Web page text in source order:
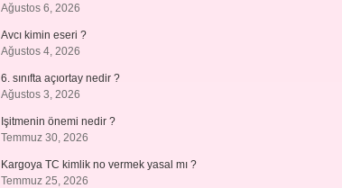
Ağustos 6, 2026
Avcı kimin eseri ?
Ağustos 4, 2026
6. sınıfta açıortay nedir ?
Ağustos 3, 2026
Işitmenin önemi nedir ?
Temmuz 30, 2026
Kargoya TC kimlik no vermek yasal mı ?
Temmuz 25, 2026